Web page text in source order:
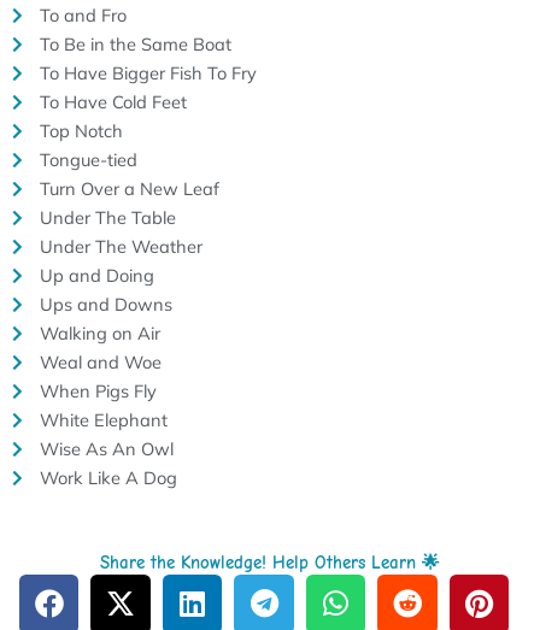
To and Fro
To Be in the Same Boat
To Have Bigger Fish To Fry
To Have Cold Feet
Top Notch
Tongue-tied
Turn Over a New Leaf
Under The Table
Under The Weather
Up and Doing
Ups and Downs
Walking on Air
Weal and Woe
When Pigs Fly
White Elephant
Wise As An Owl
Work Like A Dog
Share the Knowledge! Help Others Learn 🌟